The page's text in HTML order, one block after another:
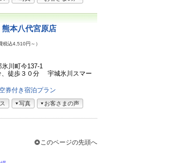
本八代宮原店
税込4,510円～）
川町今137-1
、徒歩３０分 宇城氷川スマー
券付き宿泊プラン
写真 お客さまの声
このページの先頭へ